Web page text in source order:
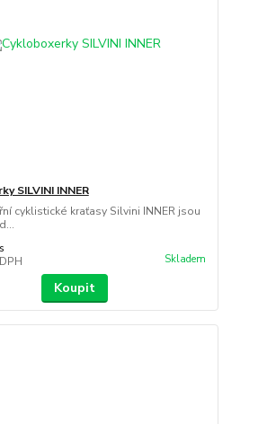
SILVINI INNER
cyklistické kraťasy Silvini INNER jsou
Skladem
Koupit